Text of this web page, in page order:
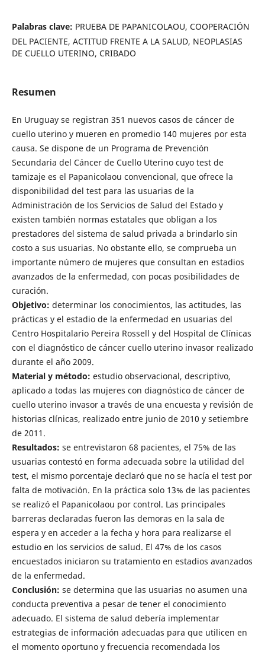
Palabras clave: PRUEBA DE PAPANICOLAOU, COOPERACIÓN
DEL PACIENTE, ACTITUD FRENTE A LA SALUD, NEOPLASIAS
DE CUELLO UTERINO, CRIBADO
Resumen
En Uruguay se registran 351 nuevos casos de cáncer de
cuello uterino y mueren en promedio 140 mujeres por esta
causa. Se dispone de un Programa de Prevención
Secundaria del Cáncer de Cuello Uterino cuyo test de
tamizaje es el Papanicolaou convencional, que ofrece la
disponibilidad del test para las usuarias de la
Administración de los Servicios de Salud del Estado y
existen también normas estatales que obligan a los
prestadores del sistema de salud privada a brindarlo sin
costo a sus usuarias. No obstante ello, se comprueba un
importante número de mujeres que consultan en estadios
avanzados de la enfermedad, con pocas posibilidades de
curación.
Objetivo: determinar los conocimientos, las actitudes, las
prácticas y el estadio de la enfermedad en usuarias del
Centro Hospitalario Pereira Rossell y del Hospital de Clínicas
con el diagnóstico de cáncer cuello uterino invasor realizado
durante el año 2009.
Material y método: estudio observacional, descriptivo,
aplicado a todas las mujeres con diagnóstico de cáncer de
cuello uterino invasor a través de una encuesta y revisión de
historias clínicas, realizado entre junio de 2010 y setiembre
de 2011.
Resultados: se entrevistaron 68 pacientes, el 75% de las
usuarias contestó en forma adecuada sobre la utilidad del
test, el mismo porcentaje declaró que no se hacía el test por
falta de motivación. En la práctica solo 13% de las pacientes
se realizó el Papanicolaou por control. Las principales
barreras declaradas fueron las demoras en la sala de
espera y en acceder a la fecha y hora para realizarse el
estudio en los servicios de salud. El 47% de los casos
encuestados iniciaron su tratamiento en estadios avanzados
de la enfermedad.
Conclusión: se determina que las usuarias no asumen una
conducta preventiva a pesar de tener el conocimiento
adecuado. El sistema de salud debería implementar
estrategias de información adecuadas para que utilicen en
el momento oportuno y frecuencia recomendada los